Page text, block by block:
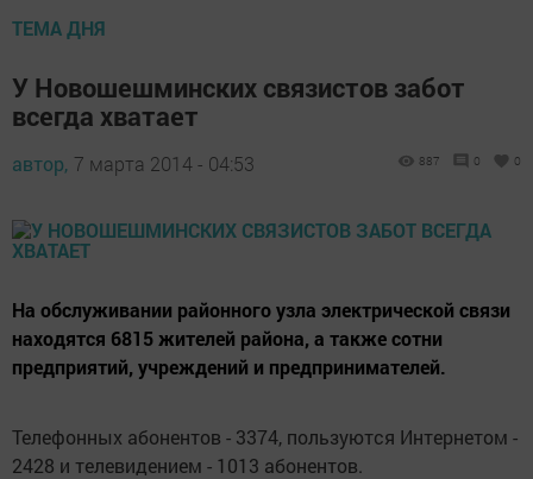
ТЕМА ДНЯ
У Новошешминских связистов забот
всегда хватает
автор, 7 марта 2014 - 04:53 887 0 0
На обслуживании районного узла электрической связи
находятся 6815 жителей района, а также сотни
предприятий, учреждений и предпринимателей.
Телефонных абонентов - 3374, пользуются Интернетом -
2428 и телевидением - 1013 абонентов.